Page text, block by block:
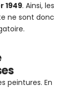
1949. Ainsi, les
ne sont donc
peintures. En